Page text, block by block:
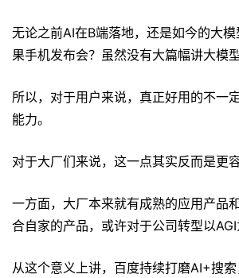
无论之前AI在B端落地，还是如今的大
果手机发布会？虽然没有大篇幅讲大模
所以，对于用户来说，真正好用的不一
能力。
对于大厂们来说，这一点其实反而是更
一方面，大厂本来就有成熟的应用产品
合自家的产品，或许对于公司转型以
从这个意义上讲，百度持续打磨AI+搜